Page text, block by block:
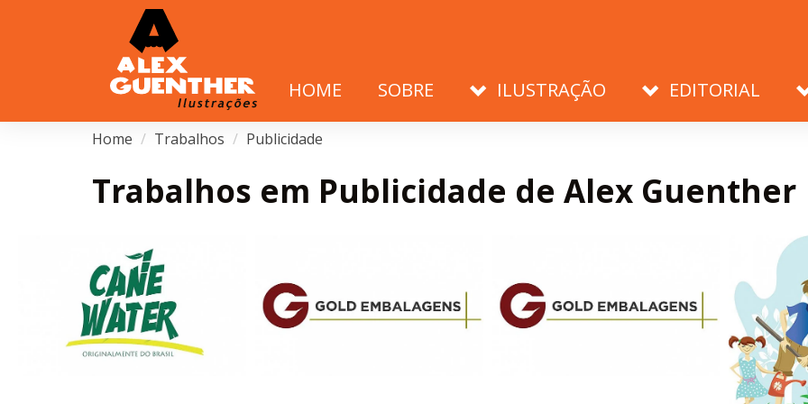
HOME SOBRE ILUSTRAÇÃO EDITORIAL
Home Trabalhos Publicidade
Trabalhos em Publicidade de Alex Guenther